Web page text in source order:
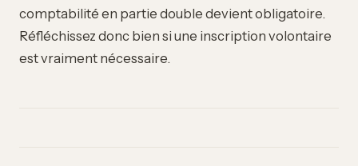
comptabilité en partie double devient obligatoire.
Réfléchissez donc bien si une inscription volontaire
est vraiment nécessaire.